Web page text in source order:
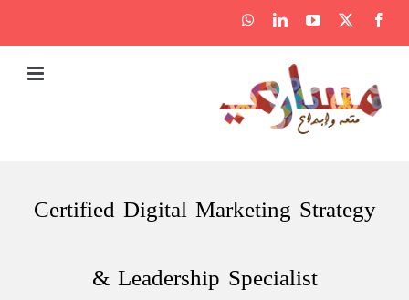
to
content
Facebook
X
YouTube
LinkedIn
WhatsApp
Certified Digital Marketing Strategy
& Leadership Specialist